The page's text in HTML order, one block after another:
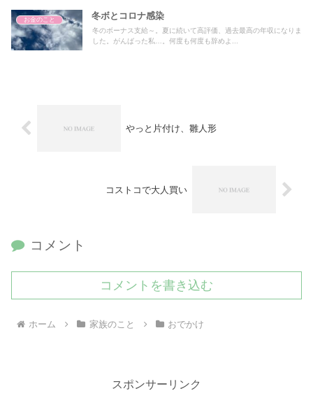
お金のこと 冬ボとコロナ感染
冬のボーナス支給～。夏に続いて高評価、過去最高の年収になりま
した。がんばった私…。何度も何度も辞めよ...
やっと片付け、雛人形
コストコで大人買い
コメント
コメントを書き込む
ホーム 家族のこと おでかけ
スポンサーリンク